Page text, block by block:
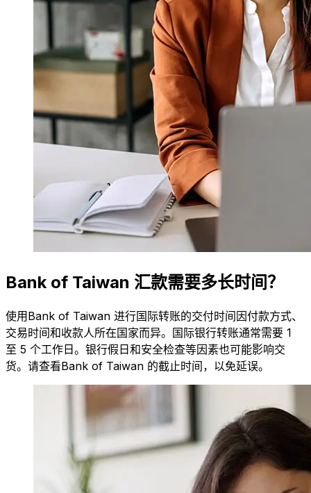
Bank of Taiwan 汇款需要多长时间？
使用Bank of Taiwan 进行国际转账的交付时间因付款方式、
交易时间和收款人所在国家而异。国际银行转账通常需要 1
至 5 个工作日。银行假日和安全检查等因素也可能影响交
货。请查看Bank of Taiwan 的截止时间，以免延误。